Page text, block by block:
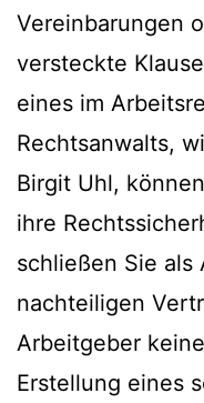
Vereinbarungen
versteckte
eines im
Rechtsanwalts,
Birgit Uhl,
ihre
schließen Sie als
nachteiligen
Arbeitgeber
Erstellung eines